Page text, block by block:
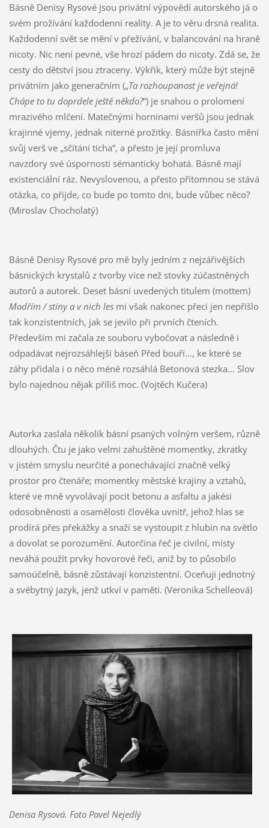
Básně Denisy Rysové jsou privátní výpovědí autorského já o
svém prožívání každodenní reality. A je to věru drsná realita.
Každodenní svět se mění v přežívání, v balancování na hraně
nicoty. Nic není pevné, vše hrozí pádem do nicoty. Zdá se, že
cesty do dětství jsou ztraceny. Výkřik, který může být stejně
privátním jako generačním („Ta rozhoupanost je veřejná!
Chápe to tu doprdele ještě někdo?“) je snahou o prolomení
mrazivého mlčení. Matečnými horninami veršů jsou jednak
krajinné vjemy, jednak niterné prožitky. Básnířka často mění
svůj verš ve „sčítání ticha“, a přesto je její promluva
navzdory své úspornosti sémanticky bohatá. Básně mají
existenciální ráz. Nevyslovenou, a přesto přítomnou se stává
otázka, co přijde, co bude po tomto dni, bude vůbec něco?
(Miroslav Chocholatý)
Básně Denisy Rysové pro mě byly jedním z nejzářivějších
básnických krystalů z tvorby více než stovky zúčastněných
autorů a autorek. Deset básní uvedených titulem (mottem)
Modřím / stíny a v nich lesmi však nakonec přeci jen nepřišlo
tak konzistentních, jak se jevilo při prvních čteních.
Především mi začala ze souboru vybočovat a následně i
odpadávat nejrozsáhlejší báseň Před bouří…, ke které se
záhy přidala i o něco méně rozsáhlá Betonová stezka… Slov
bylo najednou nějak příliš moc. (Vojtěch Kučera)
Autorka zaslala několik básní psaných volným veršem, různě
dlouhých. Čtu je jako velmi zahuštěné momentky, zkratky
v jistém smyslu neurčité a ponechávající značně velký
prostor pro čtenáře; momentky městské krajiny a vztahů,
které ve mně vyvolávají pocit betonu a asfaltu a jakési
odosobněnosti a osamělosti člověka uvnitř, jehož hlas se
prodírá přes překážky a snaží se vystoupit z hlubin na světlo
a dovolat se porozumění. Autorčina řeč je civilní, místy
neváhá použít prvky hovorové řeči, aniž by to působilo
samoúčelně, básně zůstávají konzistentní. Oceňuji jednotný
a svébytný jazyk, jenž utkví v paměti. (Veronika Schelleová)
Denisa Rysová. Foto Pavel Nejedlý